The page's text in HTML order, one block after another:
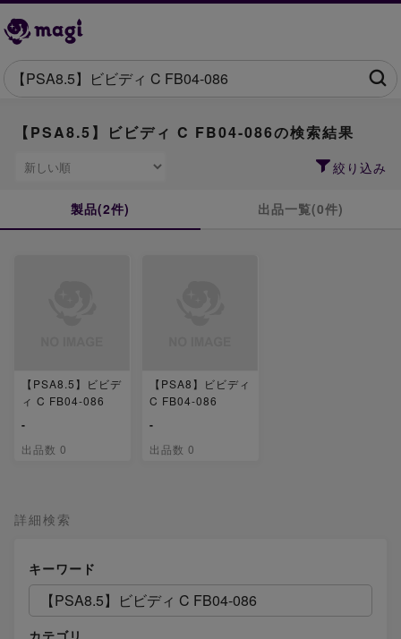
詳細検索
キーワード
【PSA8.5】ビビディ C FB04-086の検索結果
絞り込み
製品(2件) 出品一覧(0件)
【PSA8.5】ビビデ
ィ C FB04-086
-
出品数 0
【PSA8】ビビディ
C FB04-086
-
出品数 0